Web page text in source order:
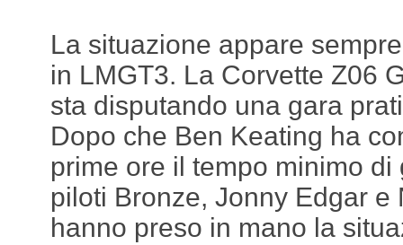
La situazione appare
in LMGT3. La Corvette Z06
sta disputando una gara
Dopo che Ben Keating ha
prime ore il tempo minimo
piloti Bronze, Jonny Edgar e
hanno preso in mano la